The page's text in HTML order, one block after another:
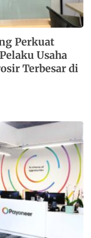
Perkuat
Usaha
Terbesar di